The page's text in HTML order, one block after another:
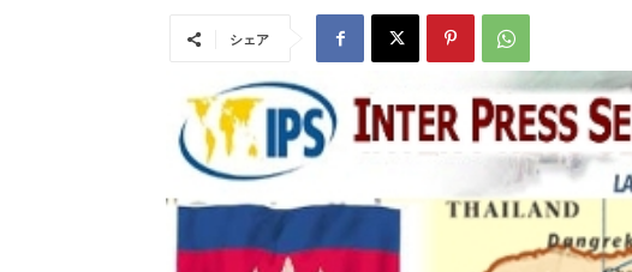
シェア